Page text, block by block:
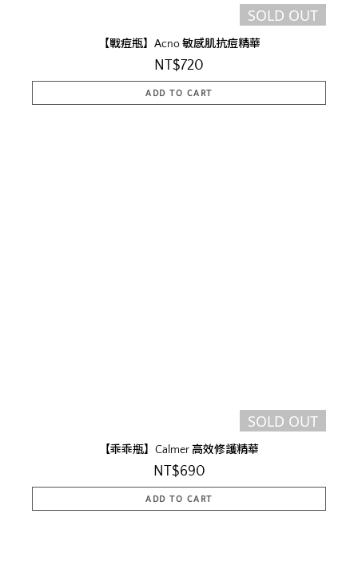
SOLD OUT
【戰痘瓶】Acno 敏感肌抗痘精華
NT$720
SOLD OUT
【乖乖瓶】Calmer 高效修護精華
NT$690